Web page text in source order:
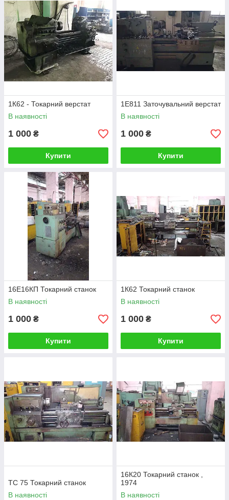
1К62 - Токарний верстат
В наявності
1 000 ₴
Купити
1Е811 Заточувальний верстат
В наявності
1 000 ₴
Купити
16Е16КП Токарний станок
В наявності
1 000 ₴
Купити
1К62 Токарний станок
В наявності
1 000 ₴
Купити
ТС 75 Токарний станок
В наявності
16К20 Токарний станок ,
1974
В наявності